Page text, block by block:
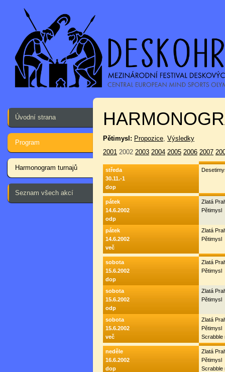
Úvodní strana
Program
Harmonogram turnajů
Seznam všech akcí
Pětimysl: Propozice, Výsledky
2001 2002 2003 2004 2005 2006 2007
středa
30.11.-1
dop
pátek
14.6.2002
odp
Zlatá
Pětimysl
pátek
14.6.2002
več
Zlatá
Pětimysl
sobota
15.6.2002
dop
Zlatá
Pětimysl
sobota
15.6.2002
odp
Zlatá
Pětimysl
sobota
15.6.2002
več
Zlatá
Pětimysl
Scrabble
neděle
16.6.2002
dop
Zlatá
Pětimysl
Scrabble